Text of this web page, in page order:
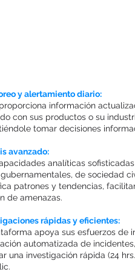
y alertamiento diario:
información
con sus productos o su
tomar decisiones
avanzado:
analíticas
de sociedad
patrones y tendencias,
de amenazas.
rápidas y eficientes:
apoya sus esfuerzos de
automatizada de
una investigación rápida (24